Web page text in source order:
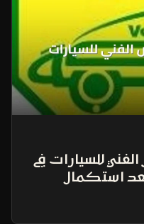
للسيارات في
استكمال